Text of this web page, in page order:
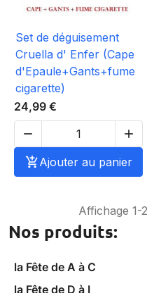
Nos produits:
la Fête de A à C
la Fête de D à I
Set de déguisement
Cruella d' Enfer (Cape
d'Epaule+Gants+fume
cigarette)
24,99 €


Ajouter au panier
Affichage 1-